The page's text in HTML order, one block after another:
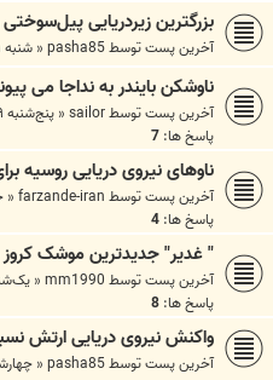
بزرگترین زیردریایی
آخرین پست توسطpasha85
« شنبه ۱ تیر ۱۳۹۲, ۲:۱۵ ب.ظ
ناوشکن بایندر به نداجا می
آخرین پست توسطsailor
« پنج‌شنبه ۹ خرداد ۱۳۹۲, ۱۲:۲۸ ق.ظ
پاسخ ها: 7
ناوهای نیروی دریایی روسیه
آخرین پست توسطfarzande-iran
«
پاسخ ها: 4
" غدیر" جدیدترین موشک کروز
آخرین پست توسطmm1990
« یک‌شنبه ۱ اردیبهشت
پاسخ ها: 8
واکنش نيروی دريایی ارتش
آخرین پست توسطpasha85
« چهارشنبه ۲۱